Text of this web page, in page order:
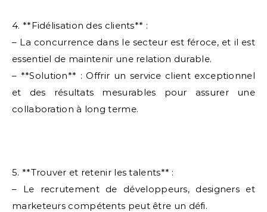
4. **Fidélisation des clients** :
– La concurrence dans le secteur est féroce, et il est
essentiel de maintenir une relation durable.
– **Solution** : Offrir un service client exceptionnel
et des résultats mesurables pour assurer une
collaboration à long terme.
5. **Trouver et retenir les talents** :
– Le recrutement de développeurs, designers et
marketeurs compétents peut être un défi.